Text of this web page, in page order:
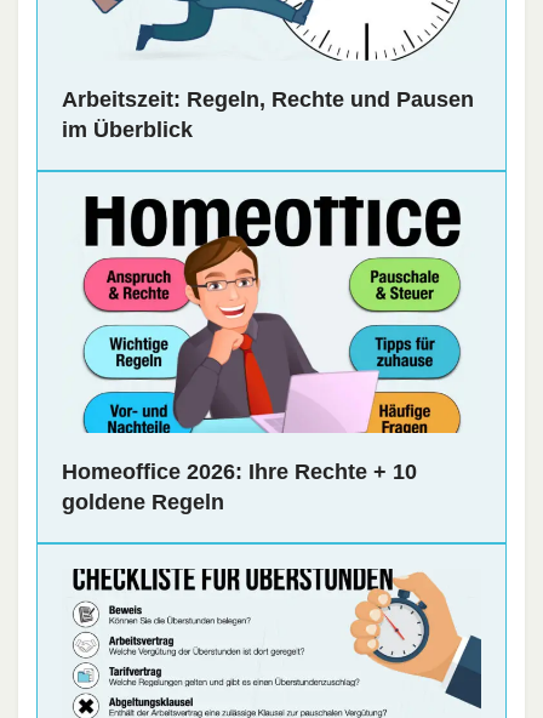
Arbeitszeit: Regeln, Rechte und Pausen
im Überblick
Homeoffice 2026: Ihre Rechte + 10
goldene Regeln